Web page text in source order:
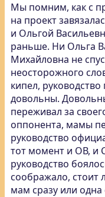
Мы помним, как с
на проект
и Ольгой
раньше. Ни Ольга
Михайловна не
неосторожного
кипел,
довольны.
переживал за
оппонента, мамы
руководство
тот момент и ОВ, и
руководство
соображало, стоит
мам сразу или одна